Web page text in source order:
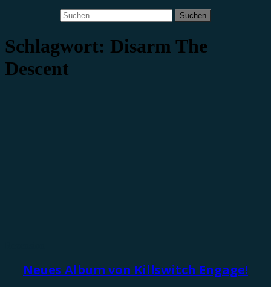
Suchen
nach:
Schlagwort: Disarm The
Descent
Neues Album von Killswitch Engage!